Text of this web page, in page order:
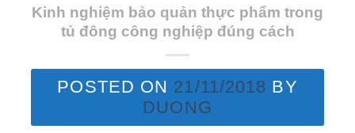
Kinh nghiệm bảo quản thực phẩm trong
tủ đông công nghiệp đúng cách
POSTED ON 21/11/2018 BY
DUONG